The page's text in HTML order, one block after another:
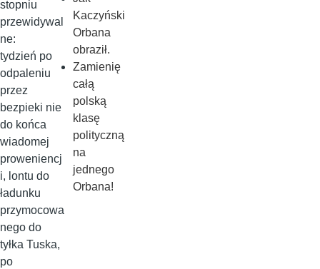
stopniu
przewidywal
ne:
tydzień po
odpaleniu
przez
bezpieki nie
do końca
wiadomej
proweniencj
i, lontu do
ładunku
przymocowa
nego do
tyłka Tuska,
po
Kaczyński
Orbana
obraził.
Zamienię
całą
polską
klasę
polityczną
na
jednego
Orbana!